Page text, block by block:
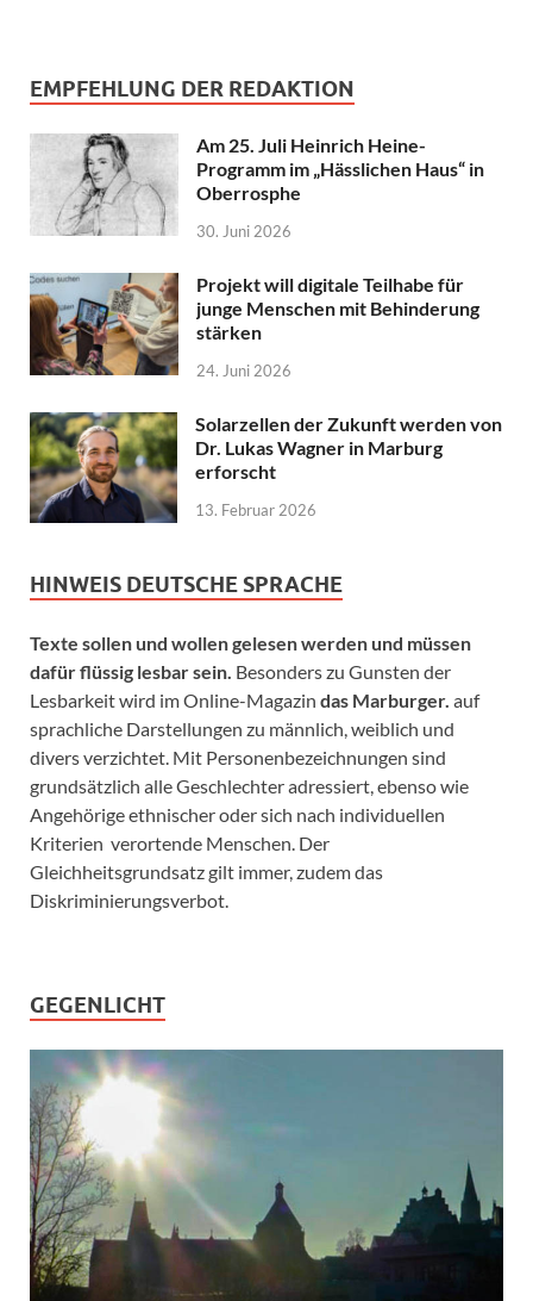
EMPFEHLUNG DER REDAKTION
Am 25. Juli Heinrich Heine-
Programm im „Hässlichen Haus“ in
Oberrosphe
30. Juni 2026
Projekt will digitale Teilhabe für
junge Menschen mit Behinderung
stärken
24. Juni 2026
Solarzellen der Zukunft werden von
Dr. Lukas Wagner in Marburg
erforscht
13. Februar 2026
HINWEIS DEUTSCHE SPRACHE
Texte sollen und wollen gelesen werden und müssen
dafür flüssig lesbar sein. Besonders zu Gunsten der
Lesbarkeit wird im Online-Magazin das Marburger. auf
sprachliche Darstellungen zu männlich, weiblich und
divers verzichtet. Mit Personenbezeichnungen sind
grundsätzlich alle Geschlechter adressiert, ebenso wie
Angehörige ethnischer oder sich nach individuellen
Kriterien verortende Menschen. Der
Gleichheitsgrundsatz gilt immer, zudem das
Diskriminierungsverbot.
GEGENLICHT